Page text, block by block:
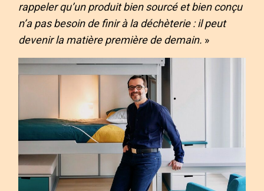
rappeler qu’un produit bien sourcé et bien conçu
n’a pas besoin de finir à la déchèterie : il peut
devenir la matière première de demain. »